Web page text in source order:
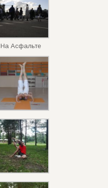
На Асфальте